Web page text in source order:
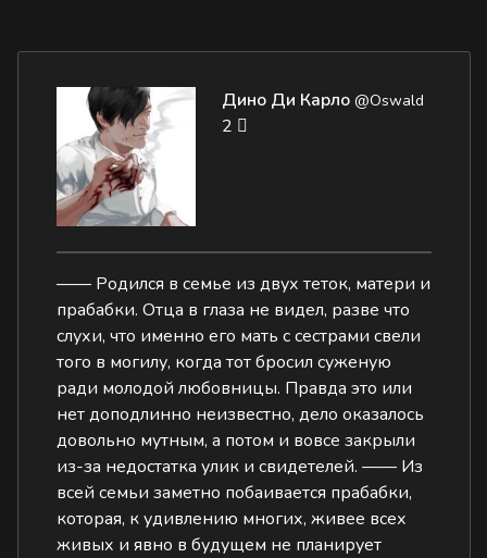
Дино Ди Карло @Oswald
2
—— Родился в семье из двух теток, матери и
прабабки. Отца в глаза не видел, разве что
слухи, что именно его мать с сестрами свели
того в могилу, когда тот бросил суженую
ради молодой любовницы. Правда это или
нет доподлинно неизвестно, дело оказалось
довольно мутным, а потом и вовсе закрыли
из-за недостатка улик и свидетелей. —— Из
всей семьи заметно побаивается прабабки,
которая, к удивлению многих, живее всех
живых и явно в будущем не планирует